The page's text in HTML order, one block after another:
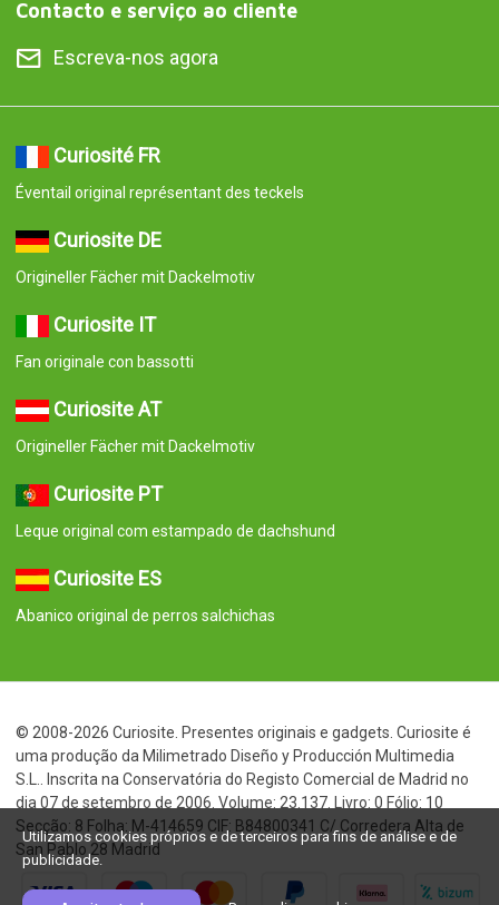
Contacto e serviço ao cliente
Escreva-nos agora
Curiosité FR
Éventail original représentant des teckels
Curiosite DE
Origineller Fächer mit Dackelmotiv
Curiosite IT
Fan originale con bassotti
Curiosite AT
Origineller Fächer mit Dackelmotiv
Curiosite PT
Leque original com estampado de dachshund
Curiosite ES
Abanico original de perros salchichas
© 2008-2026 Curiosite. Presentes originais e gadgets. Curiosite é
uma produção da Milimetrado Diseño y Producción Multimedia
S.L.. Inscrita na Conservatória do Registo Comercial de Madrid no
dia 07 de setembro de 2006. Volume: 23.137. Livro: 0 Fólio: 10
Secção: 8 Folha: M-414659 CIF: B84800341 C/ Corredera Alta de
San Pablo 28 Madrid
Utilizamos cookies próprios e de terceiros para fins de análise e de
publicidade.